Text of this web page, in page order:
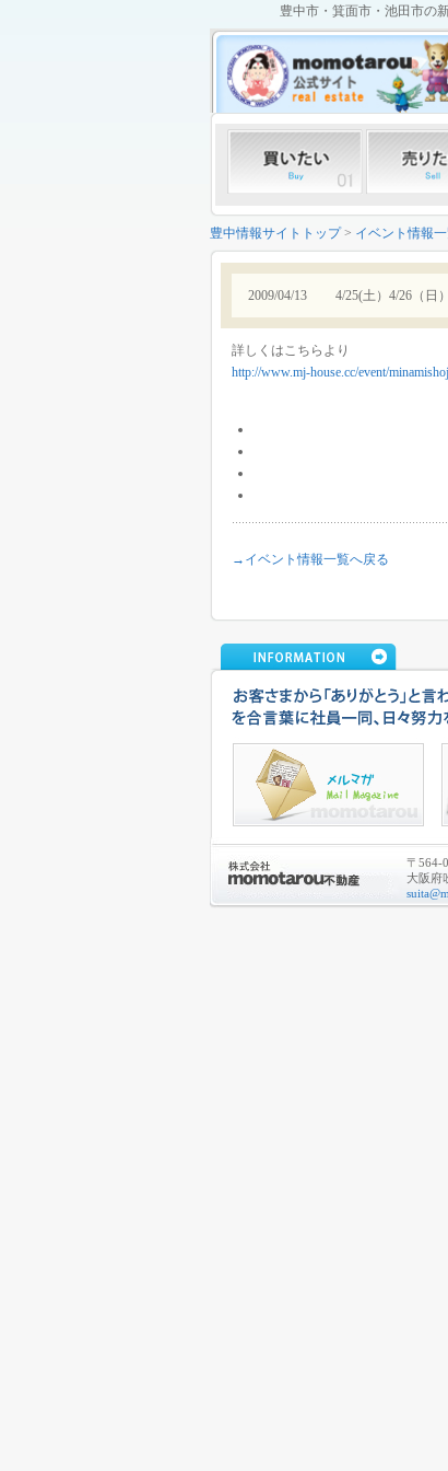
豊中市・箕面市・池田市の
豊中情報サイトトップ> イベント情報
2009/04/13 4/25(土）4/26（日
詳しくはこちらより
http://www.mj-house.cc/event/
→イベント情報一覧へ戻る
〒564-
大阪府